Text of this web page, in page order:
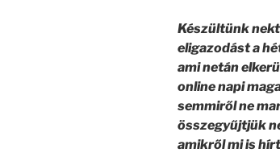
Készültünk
eligazodást a
ami netán
online napi
semmiről ne
összegyűjtjük
amikről mi is